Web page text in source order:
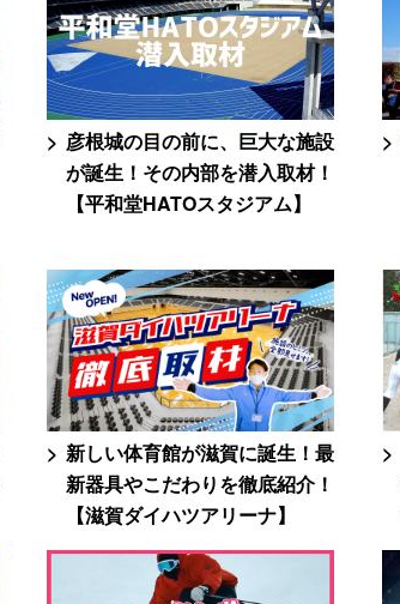
彦根城の目の前に、巨大な施設
が誕生！その内部を潜入取材！
【平和堂HATOスタジアム】
新しい体育館が滋賀に誕生！最
新器具やこだわりを徹底紹介！
【滋賀ダイハツアリーナ】